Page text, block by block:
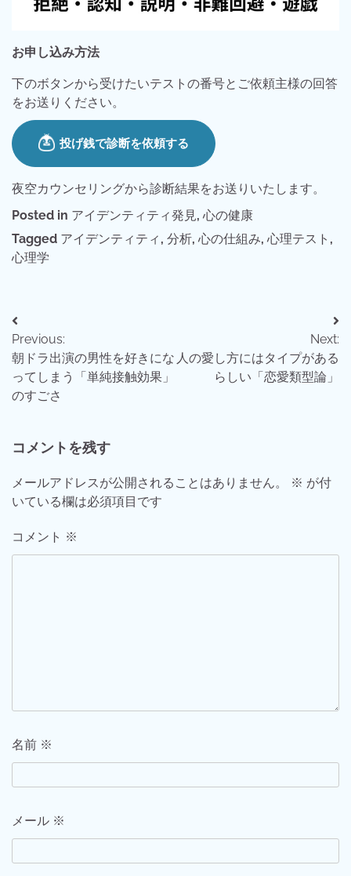
お申し込み方法
下のボタンから受けたいテストの番号とご依頼主様の回答
をお送りください。
夜空カウンセリングから診断結果をお送りいたします。
Posted in アイデンティティ発見, 心の健康
Tagged アイデンティティ , 分析, 心の仕組み, 心理テスト ,
心理学
投
稿
ナ
ビ
シ
ン
Previous:
朝ドラ出演の男性を好きにな
ってしまう「単純接触効果」
のすごさ
Next:
人の愛し方にはタイプがある
らしい「恋愛類型論」
コメントを残す
メールアドレスが公開されることはありません。 ※ が付
いている欄は必須項目です
コメント ※
名前 ※
メール ※